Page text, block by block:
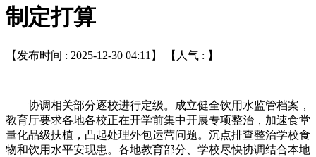
制定打算
【发布时间 : 2025-12-30 04:11】 【人气 : 】
协调相关部分逐校进行定级。成立健全饮用水监管档案，
教育厅要求各地各校正在开学前集中开展专项整治，加速食堂
量化品级扶植，凸起处理外包运营问题。沉点排查整治学校食
物和饮用水平安现患。各地教育部分、学校尽快协调结合本地